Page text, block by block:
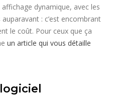
dynamique, avec les
: c’est encombrant
le coût. Pour ceux que ça
un article qui vous détaille